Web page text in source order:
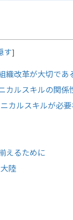
す]
織改革が大切であ
カルスキルの関係
カルスキルが必
えるために
陸